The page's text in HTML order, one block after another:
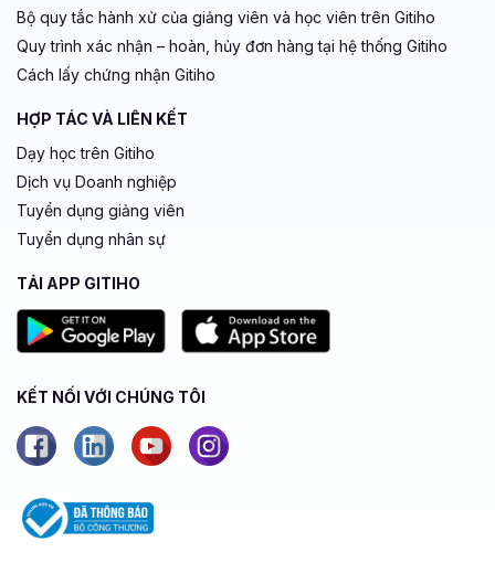
Bộ quy tắc hành xử của giảng viên và học viên trên Gitiho
Quy trình xác nhận – hoàn, hủy đơn hàng tại hệ thống Gitiho
Cách lấy chứng nhận Gitiho
HỢP TÁC VÀ LIÊN KẾT
Dạy học trên Gitiho
Dịch vụ Doanh nghiệp
Tuyển dụng giảng viên
Tuyển dụng nhân sự
TẢI APP GITIHO
KẾT NỐI VỚI CHÚNG TÔI